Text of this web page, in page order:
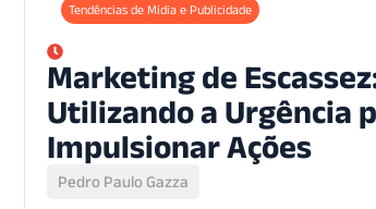
Tendências de Mídia e Publicidade
Marketing de
Utilizando a Urgência
Impulsionar Ações
Pedro Paulo Gazza